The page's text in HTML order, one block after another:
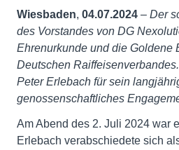
Wiesbaden, 04.07.2024 – Der
des Vorstandes von DG
Ehrenurkunde und die Goldene
Deutschen
Peter Erlebach für sein
genossenschaftliches
Am Abend des 2. Juli 2024 war
Erlebach verabschiedete sich